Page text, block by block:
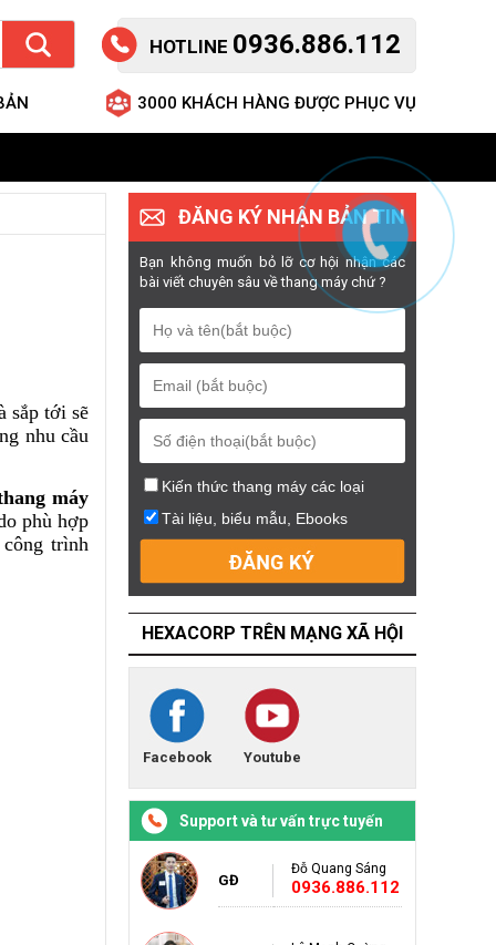
HOTLINE 0936.886.112
3000 KHÁCH HÀNG ĐƯỢC PHỤC VỤ
ĐĂNG KÝ NHẬN BẢN TIN
Bạn không muốn bỏ lỡ cơ hội nhận các
bài viết chuyên sâu về thang máy chứ ?
HEXACORP TRÊN MẠNG XÃ HỘI
Facebook Youtube
Support và tư vấn trực tuyến
GĐ
Đỗ Quang Sáng
0936.886.112
sắp tới sẽ
nhu cầu
máy
phù hợp
trình